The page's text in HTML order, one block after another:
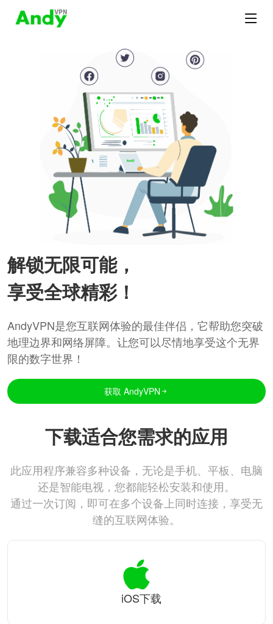
解锁无限可能，
享受全球精彩！
AndyVPN是您互联网体验的最佳伴侣，它帮助您突破
地理边界和网络屏障。让您可以尽情地享受这个无界
限的数字世界！
获取 AndyVPN
下载适合您需求的应用
此应用程序兼容多种设备，无论是手机、平板、电脑
还是智能电视，您都能轻松安装和使用。
通过一次订阅，即可在多个设备上同时连接，享受无
缝的互联网体验。
iOS下载